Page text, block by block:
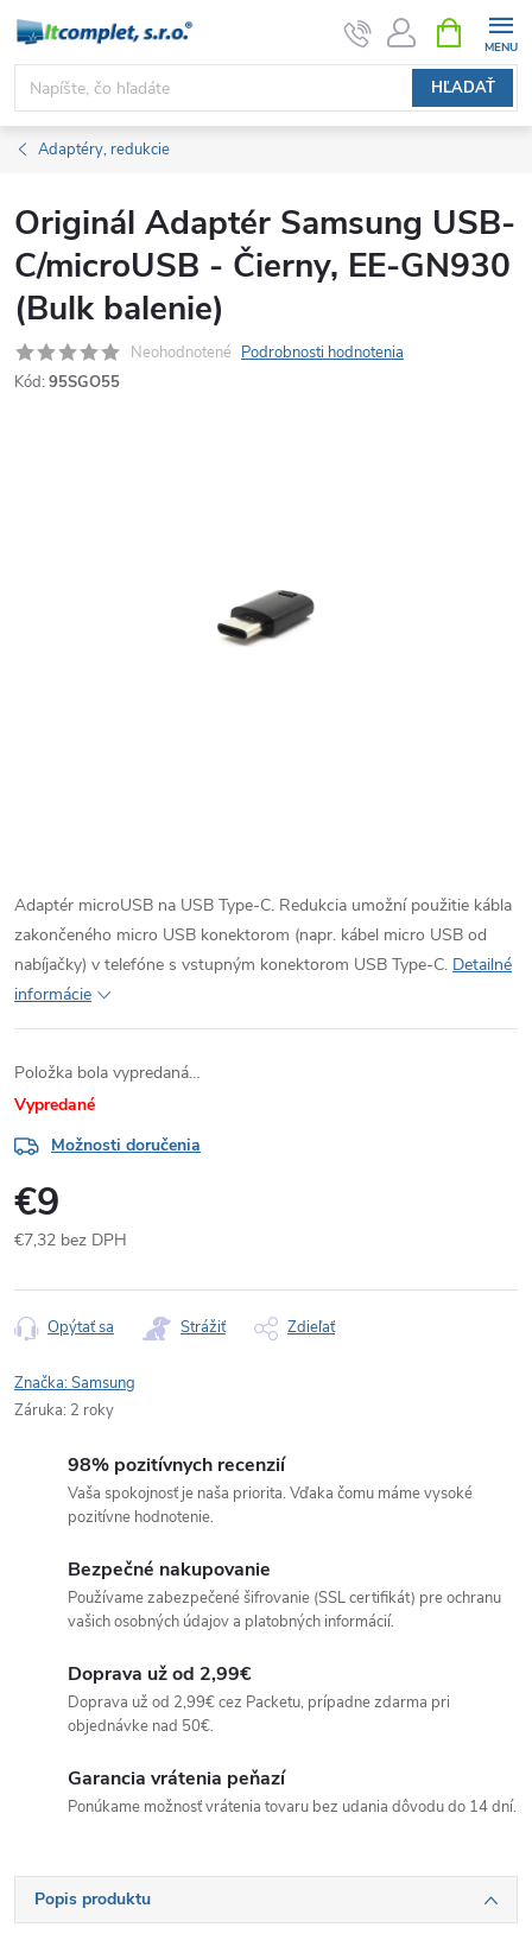
Prejsť
obsah
HĽADAŤ
KOŠÍK
Adaptéry, redukcie
Originál Adaptér Samsung USB-
C/microUSB - Čierny, EE-GN930
(Bulk balenie)
Neohodnotené Podrobnosti hodnotenia
Kód: 95SGO55
Adaptér microUSB na USB Type-C. Redukcia umožní použitie kábla
zakončeného micro USB konektorom (napr. kábel micro USB od
nabíjačky) v telefóne s vstupným konektorom USB Type-C. Detailné
informácie
Položka bola vypredaná…
Vypredané
Možnosti doručenia
€9
€7,32 bez DPH
cena:
Opýtať sa Strážiť Zdieľať
Značka:Samsung
Záruka: 2 roky
98% pozitívnych recenzií
Vaša spokojnosť je naša priorita. Vďaka čomu máme vysoké
pozitívne hodnotenie.
Bezpečné nakupovanie
Používame zabezpečené šifrovanie (SSL certifikát) pre ochranu
vašich osobných údajov a platobných informácií.
Doprava už od 2,99€
Doprava už od 2,99€ cez Packetu, prípadne zdarma pri
objednávke nad 50€.
Garancia vrátenia peňazí
Ponúkame možnosť vrátenia tovaru bez udania dôvodu do 14 dní.
Popis produktu